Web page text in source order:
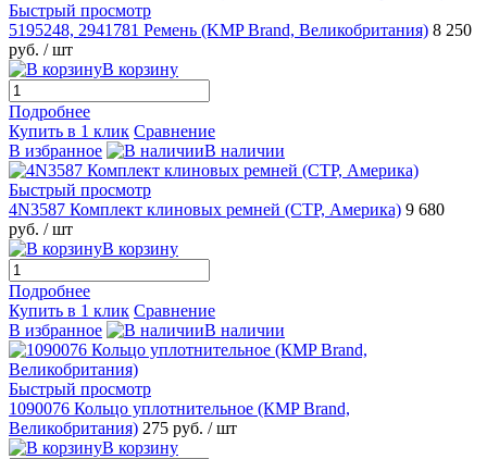
Быстрый просмотр
5195248, 2941781 Ремень (KMP Brand, Великобритания) 8 250
руб. / шт
В корзину
Подробнее
Купить в 1 клик Сравнение
В избранное
В наличии
Быстрый просмотр
4N3587 Комплект клиновых ремней (CTP, Америка) 9 680
руб. / шт
В корзину
Подробнее
Купить в 1 клик Сравнение
В избранное
В наличии
Быстрый просмотр
1090076 Кольцо уплотнительное (КMP Brand,
Великобритания) 275 руб. / шт
В корзину